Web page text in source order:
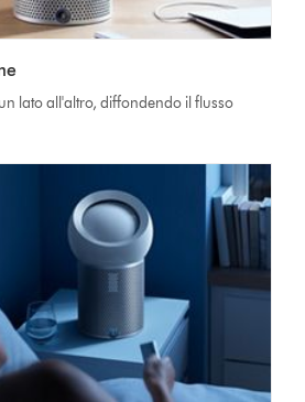
lato all'altro, diffondendo il flusso